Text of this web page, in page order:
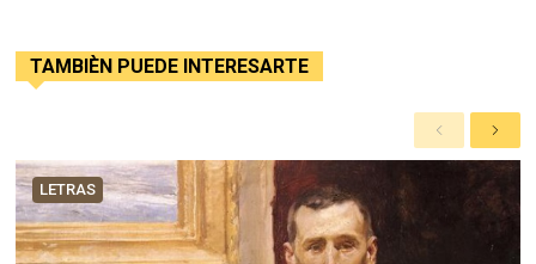
TAMBIÈN PUEDE INTERESARTE
A
n
i
S
i
g
e
LETRAS